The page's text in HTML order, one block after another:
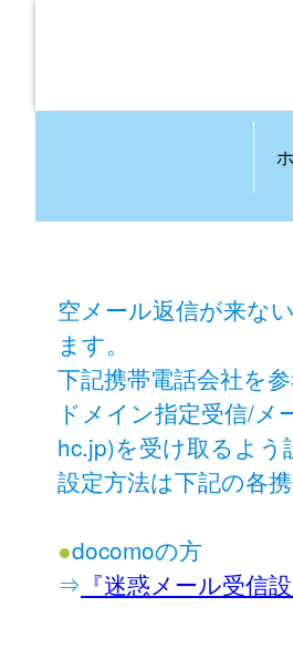
空メール返信が来な
ます。
下記携帯電話会社を
ドメイン指定受信/
hc.jp)を受け取るよう
設定方法は下記の各
●docomoの方
⇒ 『迷惑メール受信